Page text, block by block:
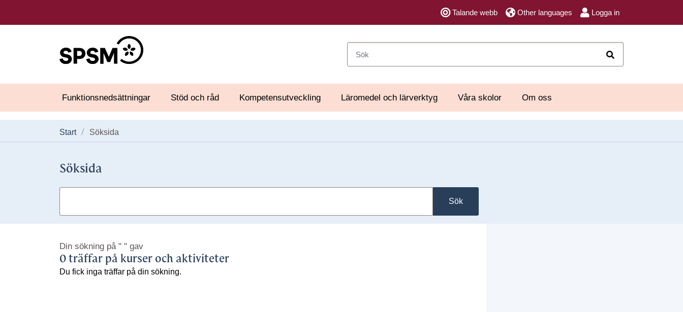
Talande webb Other languages Logga in
Funktionsnedsättningar Stöd och råd Kompetensutveckling Läromedel och lärverktyg Våra skolor Om oss
Start Söksida
Söksida
Sök
Din sökning på " " gav
0 träffar på kurser och aktiviteter
Du fick inga träffar på din sökning.